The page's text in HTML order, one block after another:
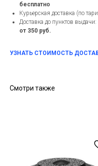
бесплатно
Курьерская доставка (по
Доставка до пунктов
от 350 руб.
УЗНАТЬ СТОИМОСТЬ
Смотри также